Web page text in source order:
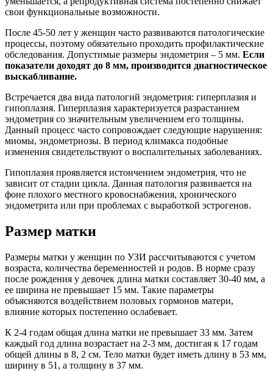
свои функциональные возможности.
После 45-50 лет у женщин часто развиваются патологические
процессы, поэтому обязательно проходить профилактические
обследования. Допустимые размеры эндометрия – 5 мм. Если
показатели доходят до 8 мм, производится диагностическое
выскабливание.
Встречается два вида патологий эндометрия: гиперплазия и
гипоплазия. Гиперплазия характеризуется разрастанием
эндометрия со значительным увеличением его толщины.
Данный процесс часто сопровождает следующие нарушения:
миомы, эндометриозы. В период климакса подобные
изменения свидетельствуют о воспалительных заболеваниях.
Гипоплазия проявляется истончением эндометрия, что не
зависит от стадии цикла. Данная патология развивается на
фоне плохого местного кровоснабжения, хронического
эндометрита или при проблемах с выработкой эстрогенов.
Размер матки
Размеры матки у женщин по УЗИ рассчитываются с учетом
возраста, количества беременностей и родов. В норме сразу
после рождения у девочек длина матки составляет 30-40 мм, а
ее ширина не превышает 15 мм. Такие параметры
объясняются воздействием половых гормонов матери,
влияние которых постепенно ослабевает.
К 2-4 годам общая длина матки не превышает 33 мм. Затем
каждый год длина возрастает на 2-3 мм, достигая к 17 годам
общей длины в 8, 2 см. Тело матки будет иметь длину в 53 мм,
ширину в 51, а толщину в 37 мм.